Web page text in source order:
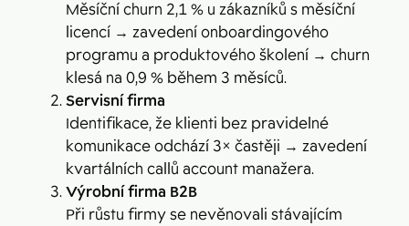
Měsíční churn 2,1 % u zákazníků s měsíční
licencí → zavedení onboardingového
programu a produktového školení → churn
klesá na 0,9 % během 3 měsíců.
Servisní firma
Identifikace, že klienti bez pravidelné
komunikace odchází 3× častěji → zavedení
kvartálních callů account manažera.
Výrobní firma B2B
Při růstu firmy se nevěnovali stávajícím